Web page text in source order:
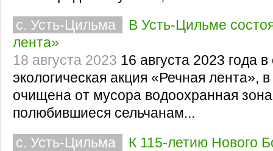
с. Усть-Цильма
В Усть-Цильме
лента»
18 августа 2023 16 августа 2023 года
экологическая акция «Речная лента»,
очищена от мусора водоохранная
полюбившиеся сельчанам...
с. Усть-Цильма
К 115-летию Нового